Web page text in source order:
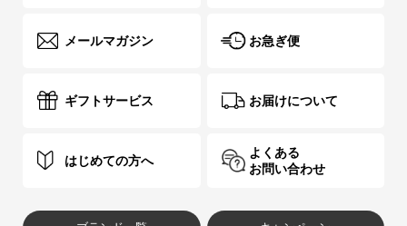
メールマガジン お急ぎ便
ギフトサービス お届けについて
はじめての方へ
よくある
お問い合わせ